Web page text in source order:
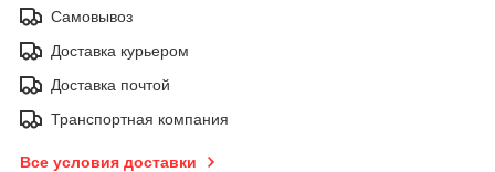
Самовывоз
Доставка курьером
Доставка почтой
Транспортная компания
Все условия доставки